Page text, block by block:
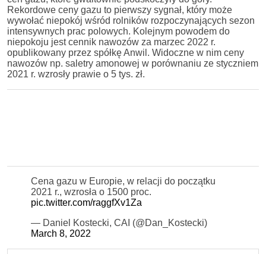
Rekordowe ceny gazu to pierwszy sygnał, który może
wywołać niepokój wśród rolników rozpoczynających sezon
intensywnych prac polowych. Kolejnym powodem do
niepokoju jest cennik nawozów za marzec 2022 r.
opublikowany przez spółkę Anwil. Widoczne w nim ceny
nawozów np. saletry amonowej w porównaniu ze styczniem
2021 r. wzrosły prawie o 5 tys. zł.
Cena gazu w Europie, w relacji do początku
2021 r., wzrosła o 1500 proc.
pic.twitter.com/raggfXv1Za
— Daniel Kostecki, CAI (@Dan_Kostecki)
March 8, 2022